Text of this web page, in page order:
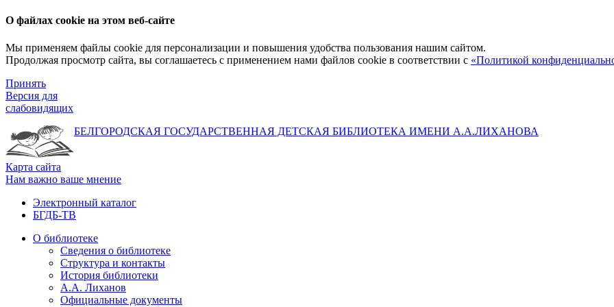
О файлах cookie на этом веб-сайте
Мы применяем файлы cookie для персонализации и повышения удобства пользования нашим сайтом.
Продолжая просмотр сайта, вы соглашаетесь с применением нами файлов cookie в соответствии с «Политикой
Принять
Версия для
слабовидящих
БЕЛГОРОДСКАЯ ГОСУДАРСТВЕННАЯ ДЕТСКАЯ БИБЛИОТЕКА ИМЕНИ А.А.ЛИХАНОВА
Карта сайта
Нам важно ваше мнение
Электронный каталог
БГДБ-ТВ
О библиотеке
Сведения о библиотеке
Структура и контакты
История библиотеки
А.А. Лиханов
Официальные документы